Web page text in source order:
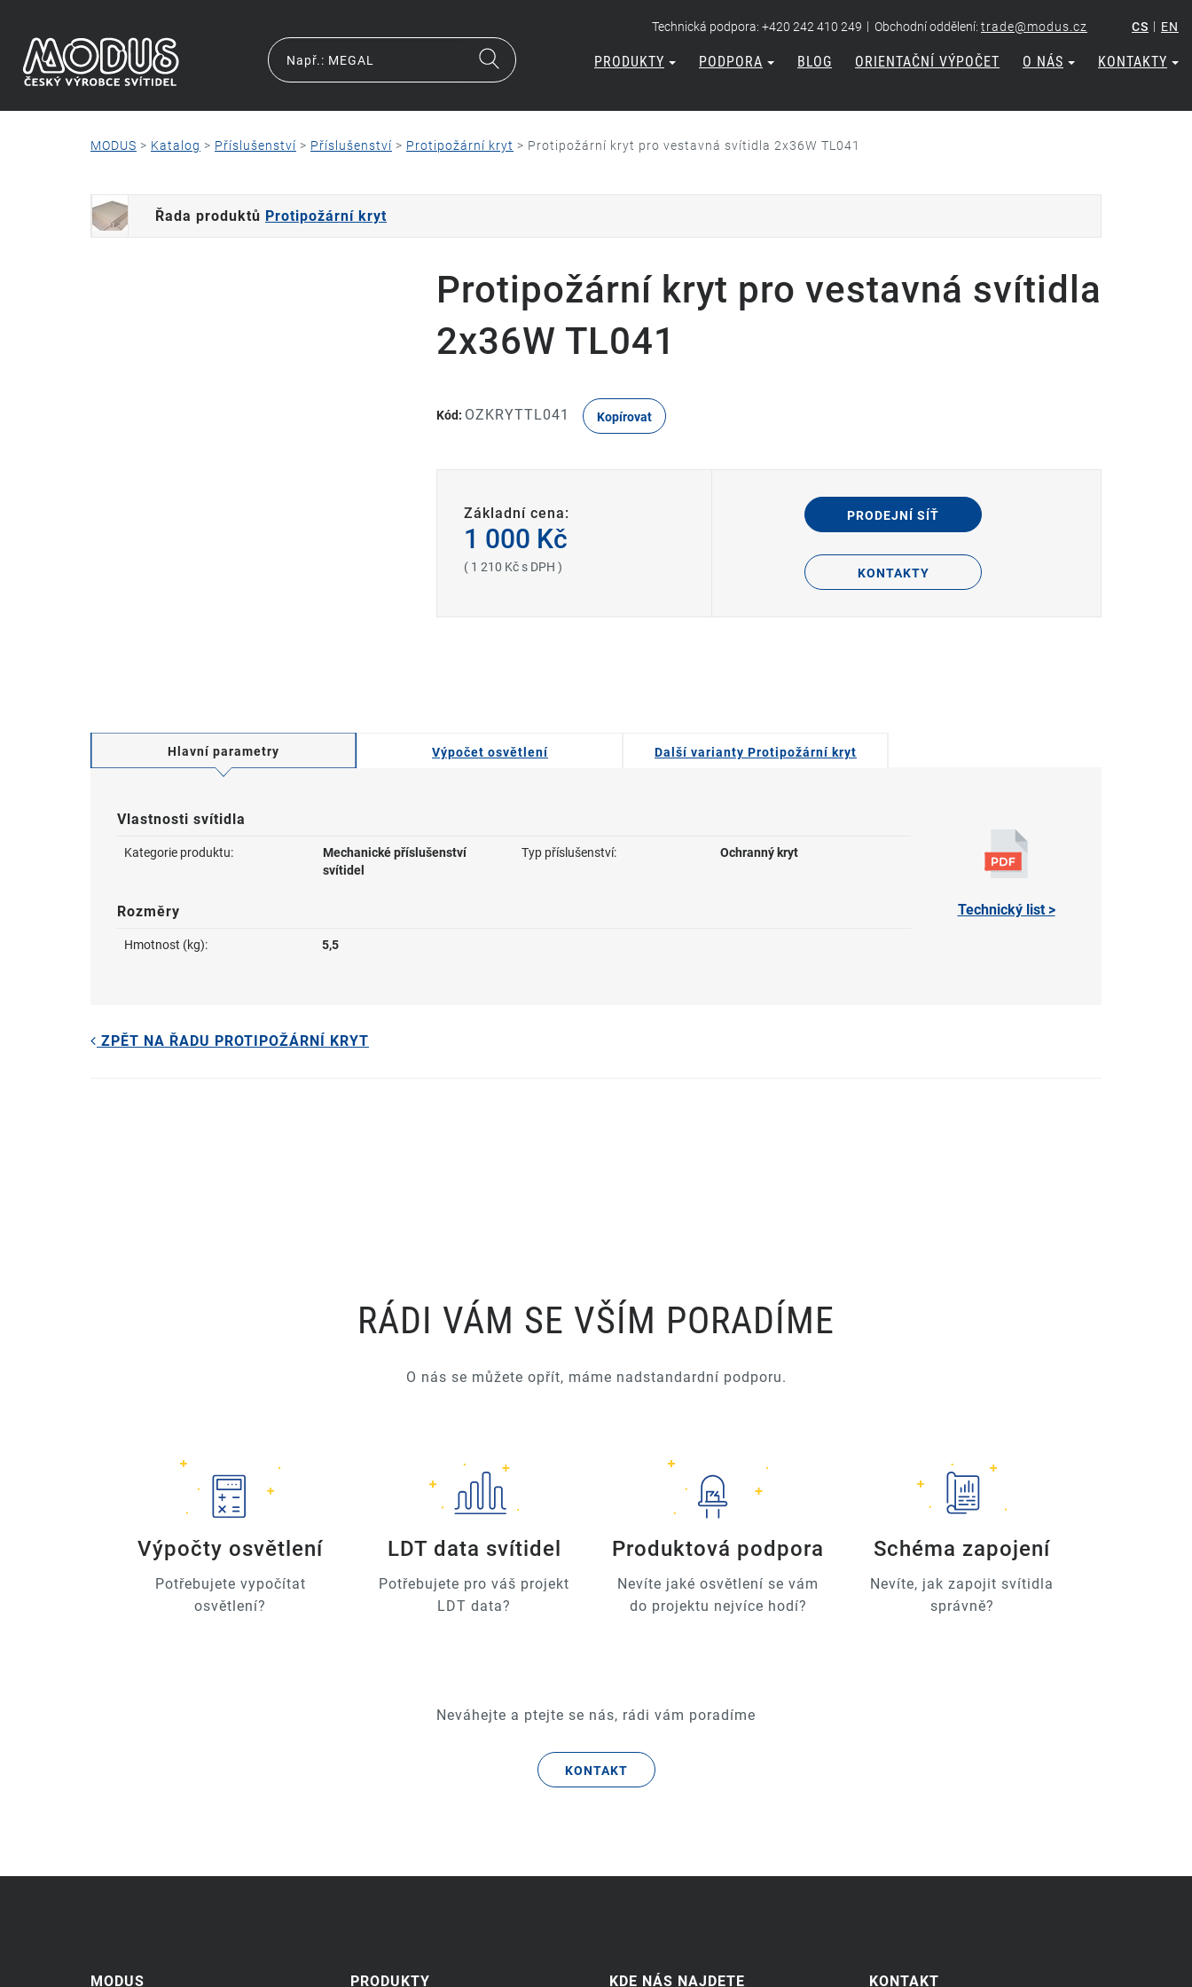
Technická podpora: +420 242 410 249 | Obchodní oddělení: trade@modus.cz CS | EN
PRODUKTY PODPORA BLOG ORIENTAČNÍ VÝPOČET O NÁS KONTAKTY
MODUS > Katalog > Příslušenství > Příslušenství > Protipožární kryt > Protipožární kryt pro vestavná svítidla 2x36W TL041
Řada produktů Protipožární kryt
Protipožární kryt pro vestavná svítidla
2x36W TL041
Kód: OZKRYTTL041 Kopírovat
Základní cena:
1 000 Kč
( 1 210 Kč s DPH )
PRODEJNÍ SÍŤ
KONTAKTY
Hlavní parametry Výpočet osvětlení Další varianty Protipožární kryt
Vlastnosti svítidla
Kategorie produktu:
Mechanické příslušenství
svítidel
Typ příslušenství: Ochranný kryt
Rozměry
Hmotnost (kg): 5,5
Technický list >
ZPĚT NA ŘADU PROTIPOŽÁRNÍ KRYT
RÁDI VÁM SE VŠÍM PORADÍME
O nás se můžete opřít, máme nadstandardní podporu.
Výpočty osvětlení
Potřebujete vypočítat
osvětlení?
LDT data svítidel
Potřebujete pro váš projekt
LDT data?
Produktová podpora
Nevíte jaké osvětlení se vám
do projektu nejvíce hodí?
Schéma zapojení
Nevíte, jak zapojit svítidla
správně?
Neváhejte a ptejte se nás, rádi vám poradíme
KONTAKT
MODUS PRODUKTY KDE NÁS NAJDETE KONTAKT